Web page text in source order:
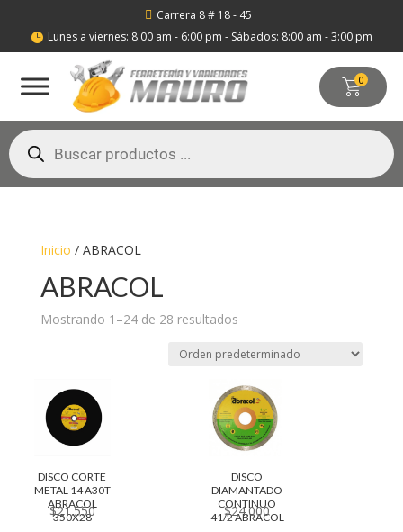
 Carrera 8 # 18 - 45
 Lunes a viernes: 8:00 am - 6:00 pm - Sábados: 8:00 am - 3:00 pm
0
Búsqueda
de
productos
Inicio / ABRACOL
ABRACOL
Mostrando 1–24 de 28 resultados
DISCO CORTE
METAL 14 A30T
ABRACOL
350X28
$21.550
DISCO
DIAMANTADO
CONTINUO
41/2 ABRACOL
$24.000